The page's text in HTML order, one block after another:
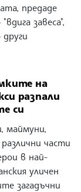
предаде
завеса",
на
разпали
си
маймуни,
части
в най-
уличен
загадъчни